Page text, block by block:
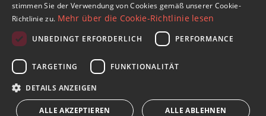
Erhalten Sie Nachrichten über Immobilien, aktuelle
Themen und Lifestyle in Marbella
SPANISH
stimmen Sie der Verwendung von Cookies gemäß unserer Cookie-
Richtlinie zu. Mehr über die Cookie-Richtlinie lesen
UNBEDINGT ERFORDERLICH PERFORMANCE
TARGETING FUNKTIONALITÄT
DETAILS ANZEIGEN
ALLE AKZEPTIEREN ALLE ABLEHNEN